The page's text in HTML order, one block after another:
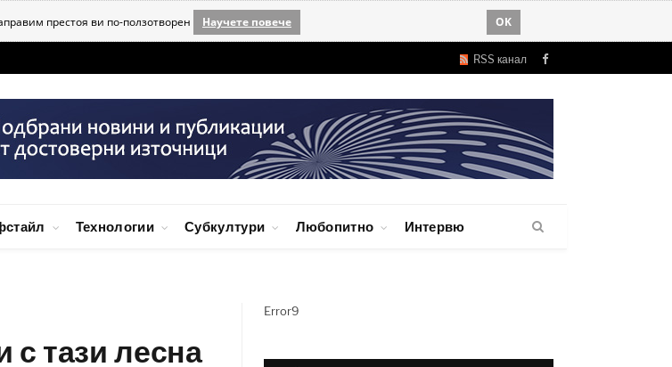
престоя ви по-ползотворен Научете повече OK
RSS канал Facebook
Технологии Субкултури Любопитно Интервю
с тази лесна
Error9